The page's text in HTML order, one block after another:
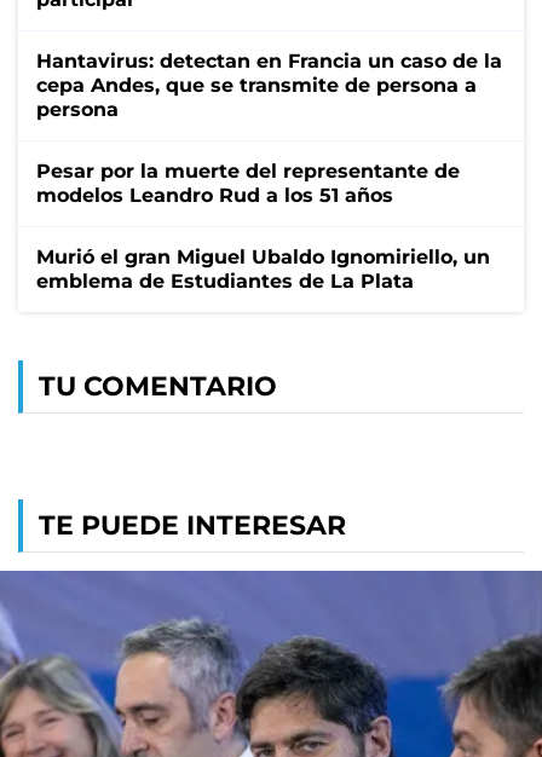
Hantavirus: detectan en Francia un caso de la
cepa Andes, que se transmite de persona a
persona
Pesar por la muerte del representante de
modelos Leandro Rud a los 51 años
Murió el gran Miguel Ubaldo Ignomiriello, un
emblema de Estudiantes de La Plata
TU COMENTARIO
TE PUEDE INTERESAR